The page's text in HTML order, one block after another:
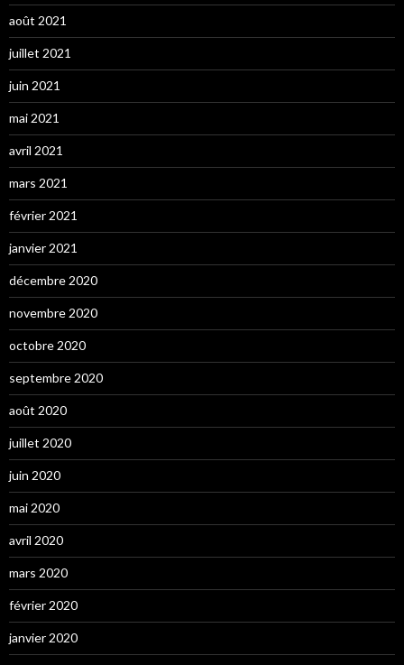
août 2021
juillet 2021
juin 2021
mai 2021
avril 2021
mars 2021
février 2021
janvier 2021
décembre 2020
novembre 2020
octobre 2020
septembre 2020
août 2020
juillet 2020
juin 2020
mai 2020
avril 2020
mars 2020
février 2020
janvier 2020